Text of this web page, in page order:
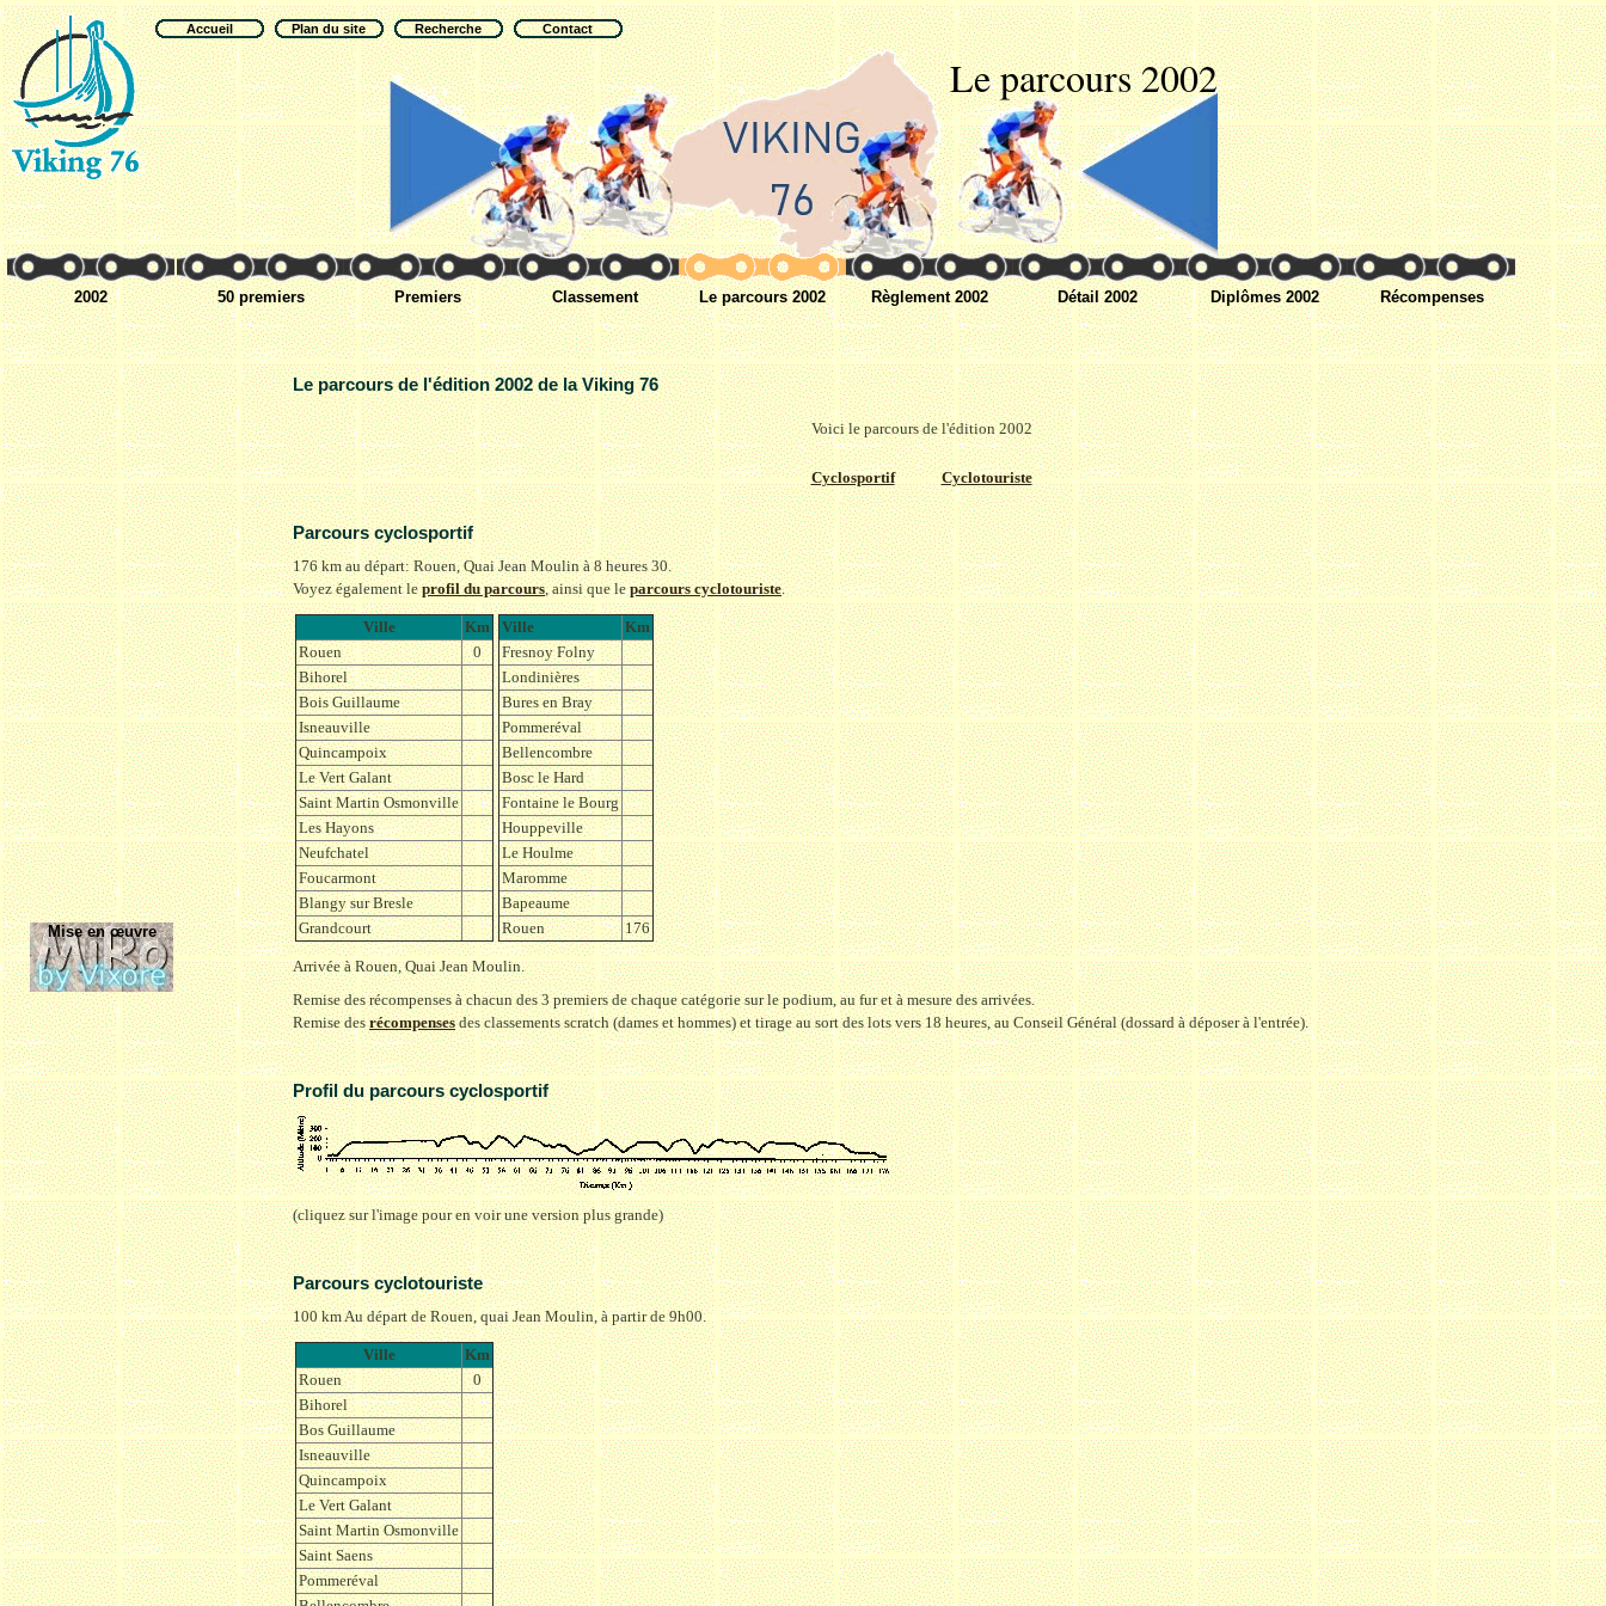
Accueil Plan du site Recherche Contact
Le parcours 2002
2002 50 premiers Premiers Classement Le parcours 2002 Règlement 2002 Détail 2002 Diplômes 2002 Récompenses
Mise en œuvre
Le parcours de l'édition 2002 de la Viking 76
Voici le parcours de l'édition 2002
Cyclosportif Cyclotouriste
Parcours cyclosportif
176 km au départ: Rouen, Quai Jean Moulin à 8 heures 30.
Voyez également leprofil du parcours, ainsi que leparcours cyclotouriste.
Ville
Km
Rouen
0
Bihorel
Bois Guillaume
Isneauville
Quincampoix
Le Vert Galant
Saint Martin Osmonville
Les Hayons
Neufchatel
Foucarmont
Blangy sur Bresle
Grandcourt
Ville
Km
Fresnoy Folny
Londinières
Bures en Bray
Pommeréval
Bellencombre
Bosc le Hard
Fontaine le Bourg
Houppeville
Le Houlme
Maromme
Bapeaume
Rouen
176
Arrivée à Rouen, Quai Jean Moulin.
Remise des récompenses à chacun des 3 premiers de chaque catégorie sur le podium, au fur et à mesure des arrivées.
Remise desrécompensesdes classements scratch (dames et hommes) et tirage au sort des lots vers 18 heures, au Conseil Général (dossard à déposer à l'entrée).
Profil du parcours cyclosportif
(cliquez sur l'image pour en voir une version plus grande)
Parcours cyclotouriste
100 km Au départ de Rouen, quai Jean Moulin, à partir de 9h00.
Ville
Km
Rouen
0
Bihorel
Bos Guillaume
Isneauville
Quincampoix
Le Vert Galant
Saint Martin Osmonville
Saint Saens
Pommeréval